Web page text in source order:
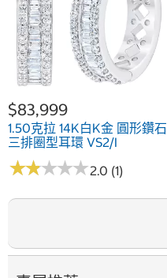
$83,999
1.50克拉 14K白K金 圓形鑽石
三排圈型耳環 VS2/I
★★★★★
★★★★★2.0 (1)